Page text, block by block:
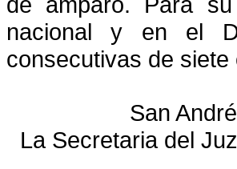
nacional y en el
consecutivas de
San
La Secretaria del